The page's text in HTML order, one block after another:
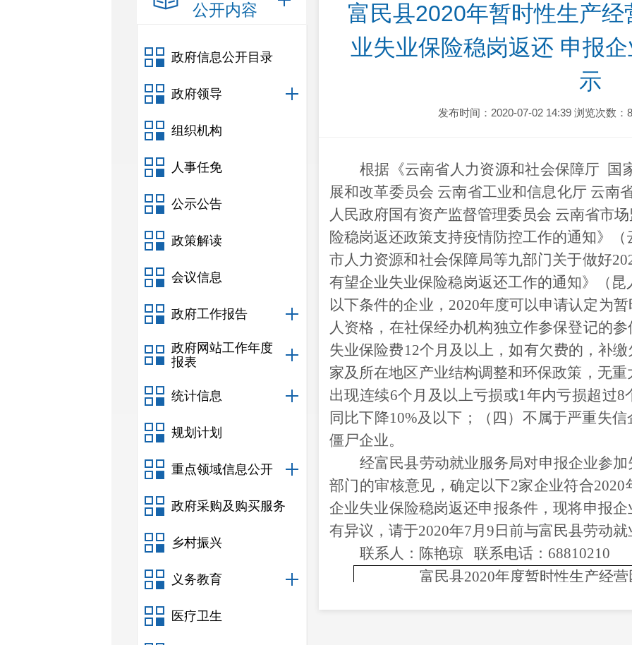
公开内容
政府信息公开目录
政府领导
组织机构
人事任免
公示公告
政策解读
会议信息
政府工作报告
政府网站工作年度
报表
统计信息
规划计划
重点领域信息公开
政府采购及购买服务
乡村振兴
义务教育
医疗卫生
富民县2020年暂时性生产
业失业保险稳岗返还 申报
示
发布时间：2020-07-02 14:39 浏览次数：
根据 《云南省人力资源和社会保障厅 国
展和改革委员会 云南省工业和信息化厅 云南
人民政府国有资产监督管理委员会 云南省市
险稳岗返还政策支持疫情防控工作的通知》（
市人力资源和社会保障局等九部门关于做好
有望企业失业保险稳岗返还工作的通知》（ 昆
以下条件的企业， 2020年度可以申请认定为暂
人资格，在社保经办机构独立作参保登记的
失业保险费12个月及以上，如有欠费的，补
家及所在地区产业结构调整和环保政策，无重
出现连续6个月及以上亏损或1年内亏损超过8
同比下降10%及以下；（四）不属于严重失
僵尸企业。
经富民县劳动就业服务局对申报企业参加
部门的审核意见，确定 以下2家企业符合2020
企业失业保险稳岗返还申报条件，现将申报
有异议，请于2020年7月 9 日前与富民县劳动就
联系人：陈艳琼
联系电话： 68810210
富民县2020年度暂时性生产经